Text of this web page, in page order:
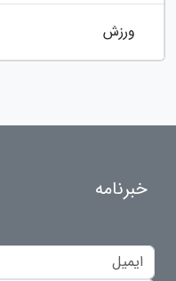
ورزش
خبرنامه